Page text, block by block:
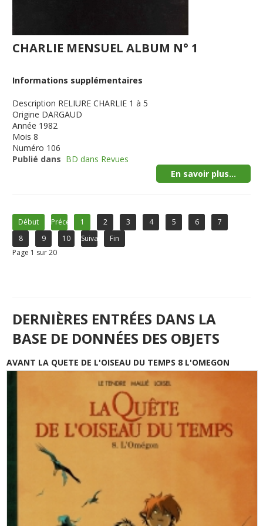
CHARLIE MENSUEL ALBUM N° 1
Informations supplémentaires
Description RELIURE CHARLIE 1 à 5
Origine DARGAUD
Année 1982
Mois 8
Numéro 106
Publié dans BD dans Revues
En savoir plus...
Début Précédent1 2 3 4 5 6
7
8
9 10 Suivant
Fin
Page 1 sur 20
DERNIÈRES ENTRÉES DANS LA
BASE DE DONNÉES DES OBJETS
AVANT LA QUETE DE L'OISEAU DU TEMPS 8 L'OMEGON